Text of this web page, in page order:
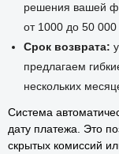
решения вашей
от 1000 до 50 000
Срок возврата:
предлагаем
нескольких
Система
дату платежа. Это
скрытых комиссий